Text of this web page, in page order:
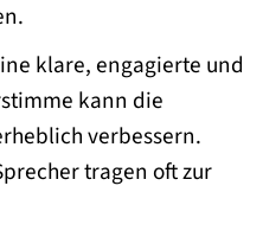
klare, engagierte und
kann die
verbessern.
tragen oft zur